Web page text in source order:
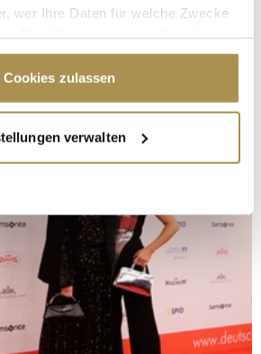
wer Ihre Daten für welche Zwecke
durch Klicken auf das Privacy
oder widerrufen
über Ihre geografische Lage
bis auf einige Meter genau sein
(Fingerprinting) identifizieren
wie Ihre persönlichen Daten
und legen Sie Ihre Präferenzen im
fest.
um Inhalte und Anzeigen zu
Cookies zulassen
verwalten